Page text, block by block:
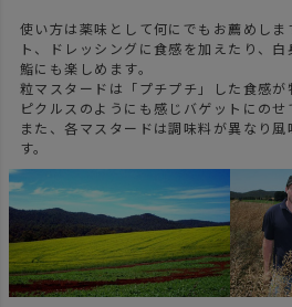
使い方は薬味として何にでもお薦めしま
ト、ドレッシングに食感を加えたり、
鮨にも楽しめます。
粒マスタードは「プチプチ」した食感
ピクルスのようにも感じバゲットにのせ
また、各マスタードは調味料が異なり
す。